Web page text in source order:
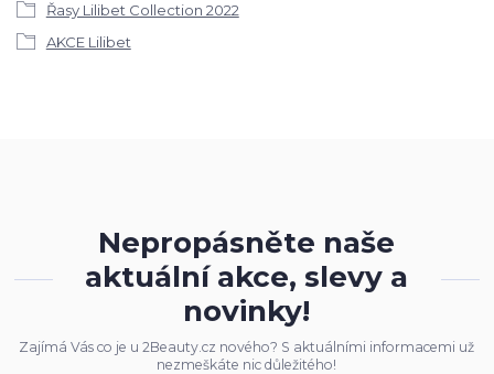
Řasy Lilibet Collection 2022
AKCE Lilibet
Nepropásněte naše
aktuální akce, slevy a
novinky!
Zajímá Vás co je u 2Beauty.cz nového? S aktuálními informacemi už
nezmeškáte nic důležitého!